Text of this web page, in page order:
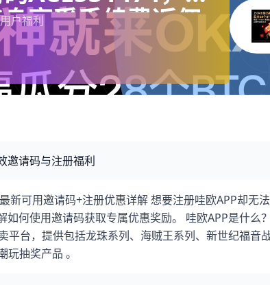
享受手续费返佣
到你账户）
户福利
邀请码与注册福利
新可用邀请码+注册优惠详解 想要注册哇欧APP却无
如何使用邀请码获取专属优惠奖励。 哇欧APP是什么
平台，提供包括龙珠系列、海贼王系列、新世纪福音
抽奖产品 。